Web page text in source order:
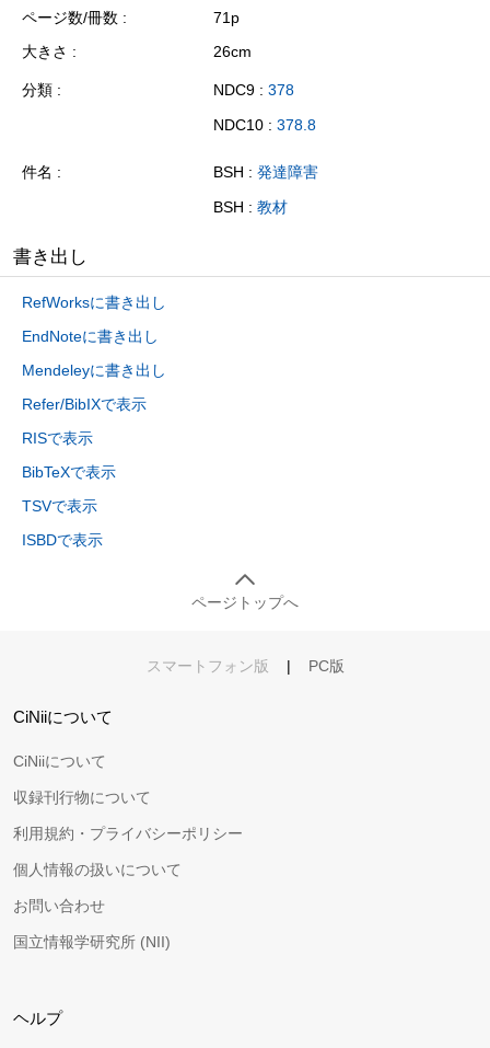
ページ数/冊数
71p
大きさ
26cm
分類 NDC9 : 378
NDC10 : 378.8
件名 BSH : 発達障害
BSH : 教材
書き出し
RefWorksに書き出し
EndNoteに書き出し
Mendeleyに書き出し
Refer/BibIXで表示
RISで表示
BibTeXで表示
TSVで表示
ISBDで表示
ページトップへ
スマートフォン版 | PC版
CiNiiについて
CiNiiについて
収録刊行物について
利用規約・プライバシーポリシー
個人情報の扱いについて
お問い合わせ
国立情報学研究所 (NII)
ヘルプ